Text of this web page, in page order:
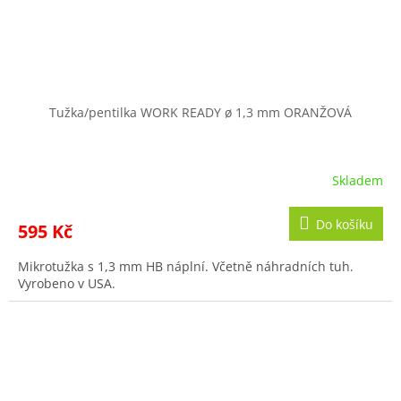
Tužka/pentilka WORK READY ø 1,3 mm ORANŽOVÁ
Skladem
595 Kč Do košíku
Mikrotužka s 1,3 mm HB náplní. Včetně náhradních tuh.
Vyrobeno v USA.